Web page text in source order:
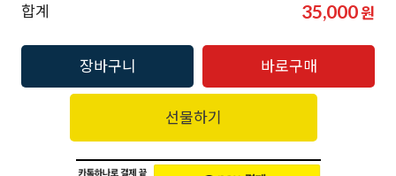
합계 35,000원
장바구니 바로구매
선물하기